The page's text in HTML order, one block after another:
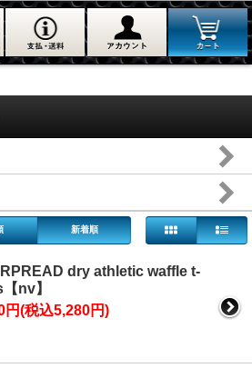
新着順
dry athletic waffle t-
nv】
円(税込5,280円)